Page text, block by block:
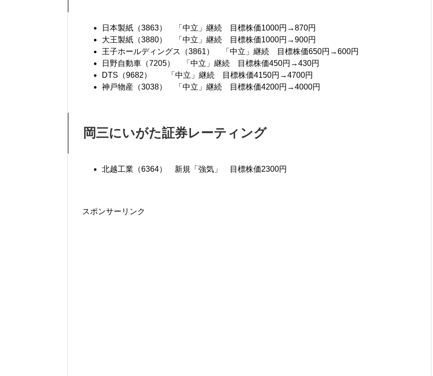
日本製紙（3863） 「中立」継続 目標株価1000円→870円
大王製紙（3880） 「中立」継続 目標株価1000円→900円
王子ホールディングス（3861） 「中立」継続 目標株価650円→600円
日野自動車（7205） 「中立」継続 目標株価450円→430円
DTS（9682） 「中立」継続 目標株価4150円→4700円
神戸物産（3038） 「中立」継続 目標株価4200円→4000円
岡三にいがた証券レーティング
北越工業（6364） 新規「強気」 目標株価2300円
スポンサーリンク